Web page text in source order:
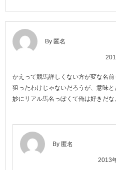
By 匿名
かえって競馬詳しくない方が変な名前
狙ったわけじゃないだろうが、意味
妙にリアル馬名っぽくて俺は好きだな
By 匿名
2013